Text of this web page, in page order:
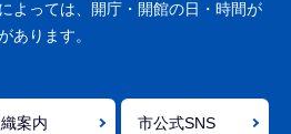
よっては、開庁・開館の日・時間が
あります。
案内 市公式SNS